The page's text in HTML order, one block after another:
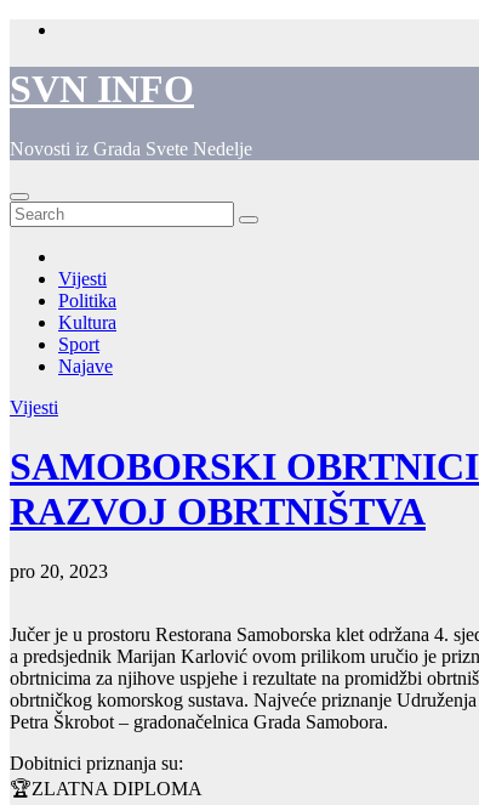
Skip
content
SVN INFO
Novosti iz Grada Svete Nedelje
Vijesti
Politika
Kultura
Sport
Najave
Vijesti
SAMOBORSKI
RAZVOJ OBRTNIŠTVA
pro 20, 2023
Jučer je u prostoru Restorana Samoborska klet održana 4.
a predsjednik Marijan Karlović ovom prilikom uručio je
obrtnicima za njihove uspjehe i rezultate na promidžbi
obrtničkog komorskog sustava. Najveće priznanje
Petra Škrobot – gradonačelnica Grada Samobora.
Dobitnici priznanja su:
🏆ZLATNA DIPLOMA